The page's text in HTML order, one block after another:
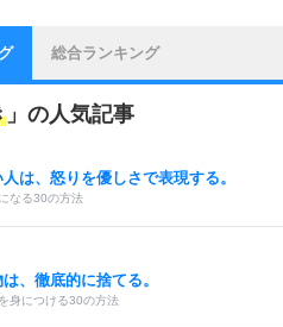
総合ランキング
」の人気記事
は、怒りを優しさで表現する。
なる30の方法
、徹底的に捨てる。
身につける30の方法